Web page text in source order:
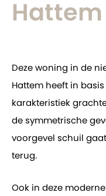
Hattem
Deze woning in de
Hattem heeft in
karakteristiek
de symmetrische
voorgevel schuil
terug.
Ook in deze